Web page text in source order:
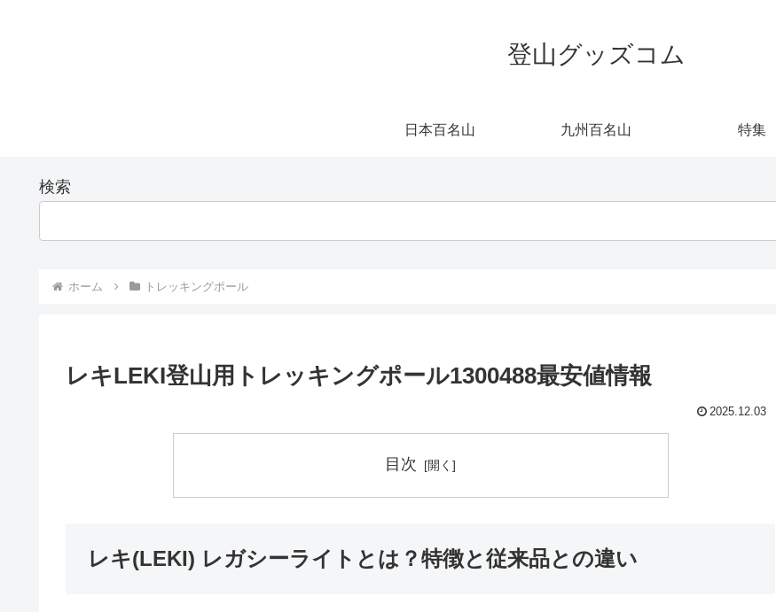
登山グッズコム
日本百名山 九州百名山 特集
検索
ホーム トレッキングポール
レキLEKI登山用トレッキングポール1300488最安値情報
2025.12.03
目次
レキ(LEKI) レガシーライトとは？特徴と従来品との違い